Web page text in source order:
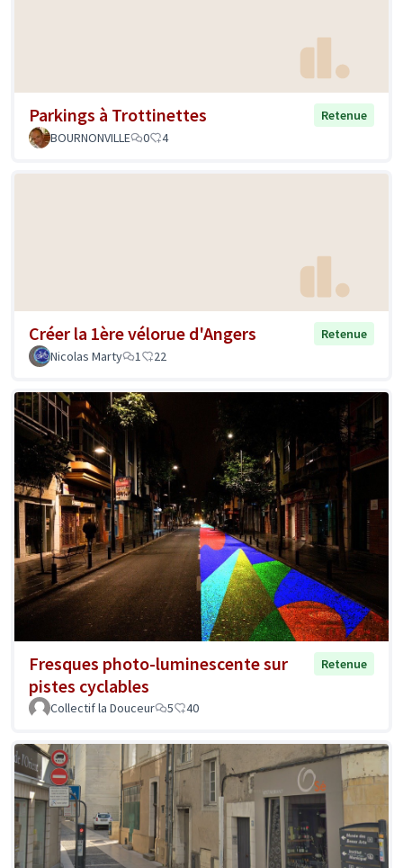
Parkings à Trottinettes
Retenue
BOURNONVILLE
0 4
Créer la 1ère vélorue d'Angers
Retenue
Nicolas Marty
1 22
Fresques photo-luminescente sur
pistes cyclables
Retenue
Collectif la Douceur 5 40